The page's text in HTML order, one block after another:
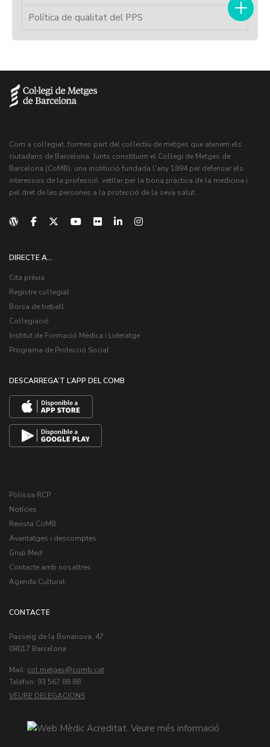
Política de qualitat del PPS
Com a col·legiat, formes part del col·lectiu de metges que atenem els
ciutadans de Barcelona. Junts constituïm el Col·legi de Metges de
Barcelona (CoMB), una institució fundada l'any 1894 per defensar els
interessos de la professió, vetllar per la bona pràctica de la medicina i
pel dret de les persones a la protecció de la seva salut.
DIRECTE A...
Cita prèvia
Registre col·legial
Borsa de treball
Col·legiació
Institut de Formació Mèdica i Lideratge
Programa de Protecció Social
DESCARREGA’T L’APP DEL COMB
Pòlissa RCP
Notícies
Revista CoMB
Avantatges i descomptes
Grup Med
Contacte amb nosaltres
Agenda Cultural
CONTACTE
Passeig de la Bonanova, 47
08017 Barcelona
Mail: col.metges
Teléfon: 93 567 88 88
VEURE DELEGACIONS